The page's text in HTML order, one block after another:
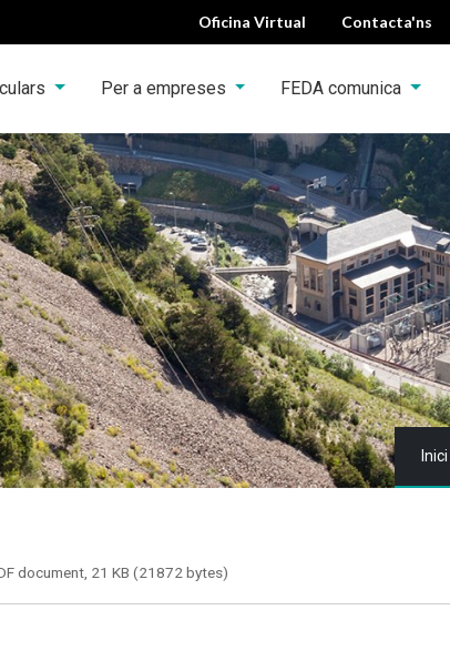
Oficina Virtual Contacta'ns
Per a empreses FEDA comunica
Sou
Inici
document, 21 KB (21872 bytes)